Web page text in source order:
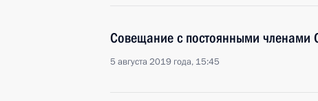
Совещание с постоянными членами
5 августа 2019 года, 15:45